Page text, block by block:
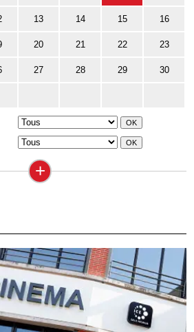
13 14 15 16
20 21 22 23
27 28 29 30
+